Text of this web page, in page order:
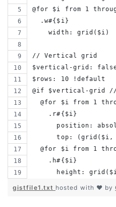
@for $i from 1
  .w#{$i}
    width: grid($i)
// Vertical grid
$vertical-grid:
$rows: 10 !default
@if $vertical-grid
@for $i from 1
    .r#{$i}
position:
top:
@for $i from 1
    .h#{$i}
height:
gistfile1.txt hosted with ❤ by